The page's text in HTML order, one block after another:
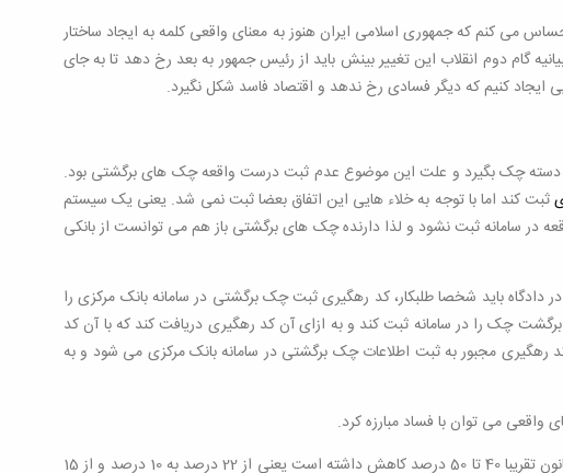
می کنم که جمهوری اسلامی ایران هنوز به معنای واقعی کلمه به ایجاد ساختار
گام دوم انقلاب این تغییر بینش باید از رئیس جمهور به بعد رخ دهد تا به جای
ایجاد کنیم که دیگر فسادی رخ ندهد و اقتصاد فاسد شکل نگیرد.
دسته چک بگیرد و علت این موضوع عدم ثبت درست واقعه چک های برگشتی بود.
ثبت کند اما با توجه به خلاء هایی این اتفاق بعضا ثبت نمی شد. یعنی یک سیستم
در سامانه ثبت نشود و لذا دارنده چک های برگشتی باز هم می توانست از بانکی
دادگاه باید شخصا طلبکار، کد رهگیری ثبت چک برگشتی در سامانه بانک مرکزی را
چک را در سامانه ثبت کند و به ازای آن کد رهگیری دریافت کند که با آن کد
رهگیری مجبور به ثبت اطلاعات چک برگشتی در سامانه بانک مرکزی می شود و به
می توان با فساد مبارزه کرد.
قبل از قانون جدید چک و در سال 96 نرخ چک های برگشتی از حیث ارزش 22 درصد و از حیث تعداد 15.4 درصد بوده است بعد از اجرای نسبی قانون تقریبا 40 تا 50 درصد کاهش داشته است یعنی از 22 درصد به 10 درصد و از 15